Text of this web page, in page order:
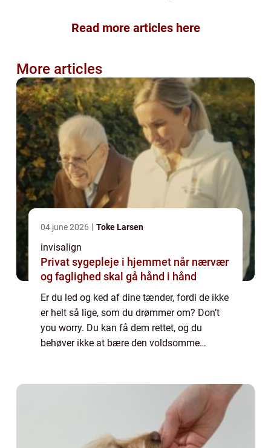
Read more articles here
More articles
04 june 2026 Toke Larsen
invisalign
Privat sygepleje i hjemmet når nærvær
og faglighed skal gå hånd i hånd
Er du led og ked af dine tænder, fordi de ikke
er helt så lige, som du drømmer om? Don’t
you worry. Du kan få dem rettet, og du
behøver ikke at bære den voldsomme